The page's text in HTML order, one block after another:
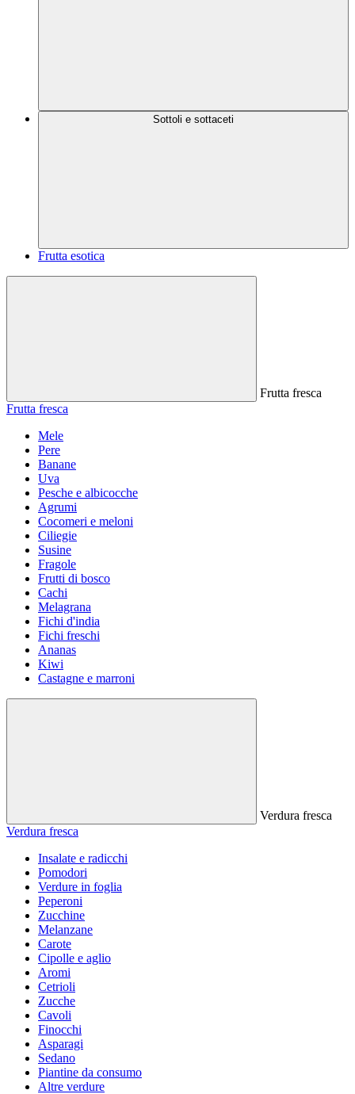
Sottoli e sottaceti
Frutta esotica
Frutta fresca
Frutta fresca
Mele
Pere
Banane
Uva
Pesche e albicocche
Agrumi
Cocomeri e meloni
Ciliegie
Susine
Fragole
Frutti di bosco
Cachi
Melagrana
Fichi d'india
Fichi freschi
Ananas
Kiwi
Castagne e marroni
Verdura fresca
Verdura fresca
Insalate e radicchi
Pomodori
Verdure in foglia
Peperoni
Zucchine
Melanzane
Carote
Cipolle e aglio
Aromi
Cetrioli
Zucche
Cavoli
Finocchi
Asparagi
Sedano
Piantine da consumo
Altre verdure